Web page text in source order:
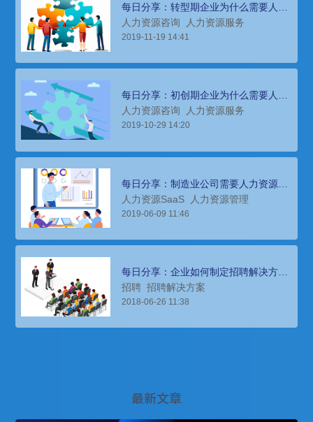
每日分享：转型期企业为什么需要人力
资源咨询服务？
人力资源咨询 人力资源服务
2019-11-19 14:41
每日分享：初创期企业为什么需要人力
资源咨询服务？
人力资源咨询 人力资源服务
2019-10-29 14:20
每日分享：制造业公司需要人力资源
SaaS吗？
人力资源SaaS 人力资源管理
2019-06-09 11:46
每日分享：企业如何制定招聘解决方
案，提高招聘效率和质量
招聘 招聘解决方案
2018-06-26 11:38
最新文章